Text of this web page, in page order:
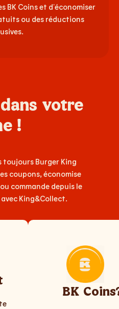
BK Coins et d’économiser
ou des réductions
votre
!
toujours Burger King
coupons, économise
commande depuis le
King&Collect.
BK